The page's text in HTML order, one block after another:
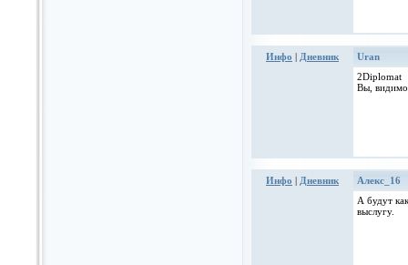
Инфо | Дневник
Uran
2Diplomat
Вы,
Инфо | Дневник
Алекс_16
А будут
выслугу.